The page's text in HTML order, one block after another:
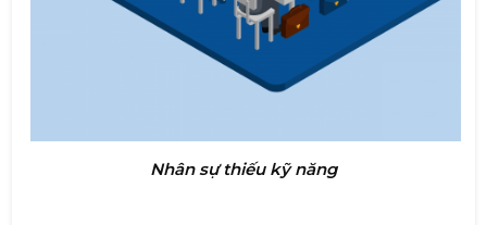
Nhân sự thiếu kỹ năng